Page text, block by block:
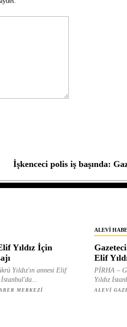
İşkenceci polis iş başında:
Yıldız İçin
Yıldız'ın annesi Elif
İstanbul'da...
MERKEZI
ALEVI
Elif
PİRHA –
Yıldız
ALEVI